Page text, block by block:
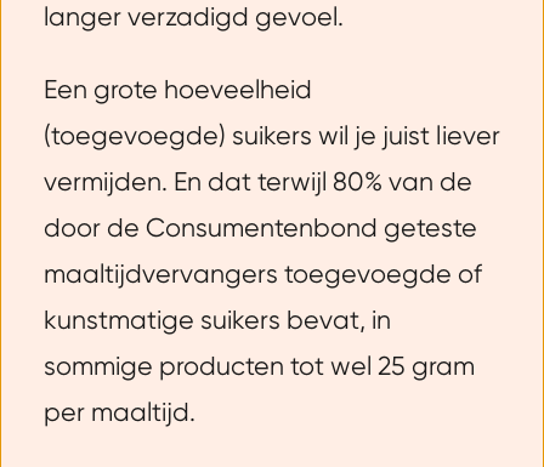
langer verzadigd gevoel.
Een grote hoeveelheid
(toegevoegde) suikers wil je juist liever
vermijden. En dat terwijl 80% van de
door de Consumentenbond geteste
maaltijdvervangers toegevoegde of
kunstmatige suikers bevat, in
sommige producten tot wel 25 gram
per maaltijd.